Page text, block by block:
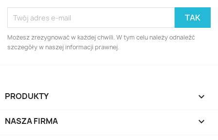
Możesz zrezygnować w każdej chwili. W tym celu należy odnaleźć
szczegóły w naszej informacji prawnej.
PRODUKTY 
NASZA FIRMA 